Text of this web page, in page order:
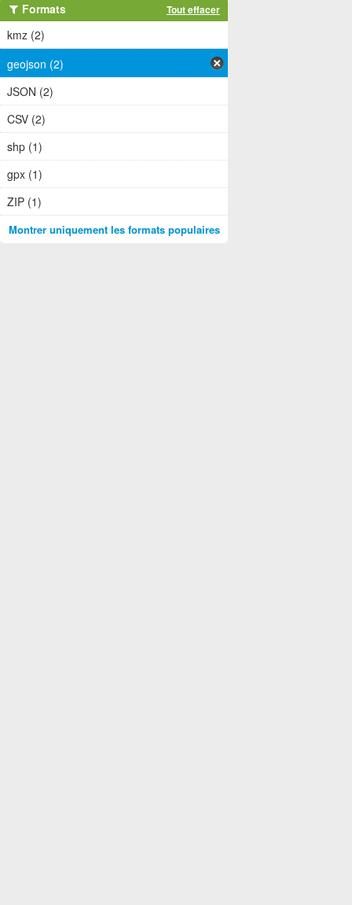
Formats Tout effacer
kmz (2)
geojson (2)
JSON (2)
CSV (2)
shp (1)
gpx (1)
ZIP (1)
Montrer uniquement les formats populaires